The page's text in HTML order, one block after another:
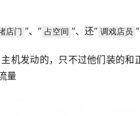
店门 ”、“ 占空间 ”、还“ 调戏店员
机发动的，只不过他们装的和
量